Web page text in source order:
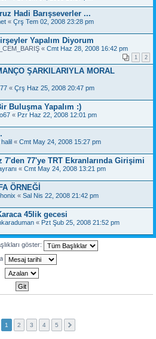
Hadi Barışseverler ...
« Çrş Tem 02, 2008 23:28 pm
Yapalım Diyorum
« Cmt Haz 28, 2008 16:42 pm
1 2
ŞARKILARIYLA MORAL
« Çrş Haz 25, 2008 20:47 pm
Buluşma Yapalım :)
« Pzr Haz 22, 2008 12:01 pm
« Cmt May 24, 2008 15:27 pm
7'den 77'ye TRT Ekranlarında Girişimi
« Cmt May 24, 2008 13:21 pm
ÖRNEĞİ
« Sal Nis 22, 2008 21:42 pm
45lik gecesi
« Pzt Şub 25, 2008 21:52 pm
göster:
1 2 3 4 5